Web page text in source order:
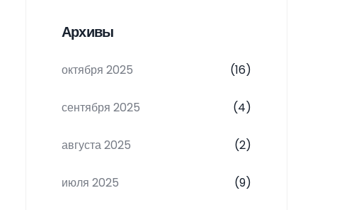
Архивы
октября 2025 (16)
сентября 2025 (4)
августа 2025 (2)
июля 2025 (9)